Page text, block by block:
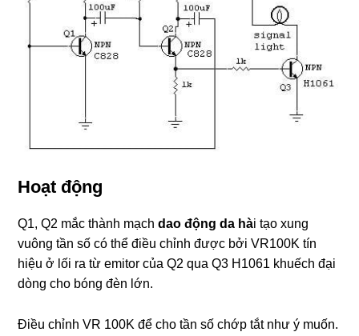
Hoạt động
Q1, Q2 mắc thành mạchdao động da hài tạo xung
vuông tần số có thể điều chỉnh được bởi VR100K tín
hiệu ở lối ra từ emitor của Q2 qua Q3 H1061 khuếch đại
dòng cho bóng đèn lớn.
Điều chỉnh VR 100K để cho tần số chớp tắt như ý muốn.